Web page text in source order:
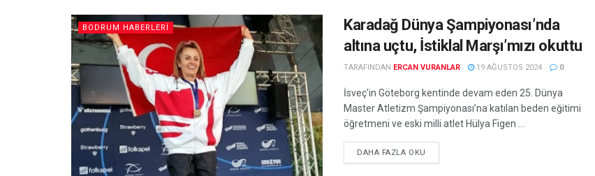
BODRUM HABERLERI
Karadağ Dünya Şampiyonası’nda
altına uçtu, İstiklal Marşı’mızı okuttu
TARAFINDAN ERCAN VURANLAR 19 AĞUSTOS 2024 0
İsveç'in Göteborg kentinde devam eden 25. Dünya
Master Atletizm Şampiyonası’na katılan beden eğitimi
öğretmeni ve eski milli atlet Hülya Figen ...
DAHA FAZLA OKU